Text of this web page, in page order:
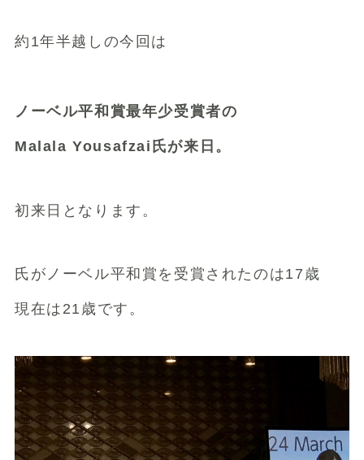
約1年半越しの今回は
ノーベル平和賞最年少受賞者の
Malala Yousafzai氏が来日。
初来日となります。
氏がノーベル平和賞を受賞されたのは17歳
現在は21歳です。